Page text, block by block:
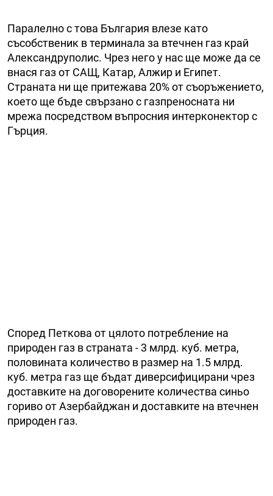
Паралелно с това България влезе като
съсобственик в терминала за втечнен газ край
Александруполис. Чрез него у нас ще може да се
внася газ от САЩ, Катар, Алжир и Египет.
Страната ни ще притежава 20% от съоръжението,
което ще бъде свързано с газпреносната ни
мрежа посредством въпросния интерконектор с
Гърция.
Според Петкова от цялото потребление на
природен газ в страната - 3 млрд. куб. метра,
половината количество в размер на 1.5 млрд.
куб. метра газ ще бъдат диверсифицирани чрез
доставките на договорените количества синьо
гориво от Азербайджан и доставките на втечнен
природен газ.